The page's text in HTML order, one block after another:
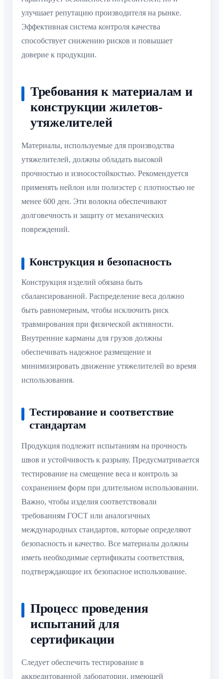
улучшает репутацию производителя на рынке.
Эффективная система контроля качества
способствует снижению рисков и повышает
доверие к продукции.
Требования к материалам и
конструкции жилетов-
утяжелителей
Материалы, используемые для производства
утяжелителей, должны обладать высокой
прочностью и износостойкостью. Рекомендуется
применять нейлон или полиэстер с плотностью не
менее 600 ден. Эти волокна обеспечивают
долговечность и защиту от механических
повреждений.
Конструкция и безопасность
Конструкция изделий обязана быть
сбалансированной. Распределение веса должно
быть равномерным, чтобы исключить риск
травмирования при физической активности.
Внутренние карманы для грузов должны
обеспечивать надежное размещение и
минимизировать движение утяжелителей во время
использования.
Тестирование и соответствие
стандартам
Продукция подлежит испытаниям на прочность
швов и устойчивость к разрыву. Предусматривается
тестирование на смещение веса и контроль за
сохранением форм при длительном использовании.
Важно, чтобы изделия соответствовали
требованиям ГОСТ или аналогичных
международных стандартов, которые определяют
безопасность и качество. Все материалы должны
иметь необходимые сертификаты соответствия,
подтверждающие их безопасное использование.
Процесс проведения
испытаний для
сертификации
Следует обеспечить тестирование в
аккредитованной лаборатории, имеющей